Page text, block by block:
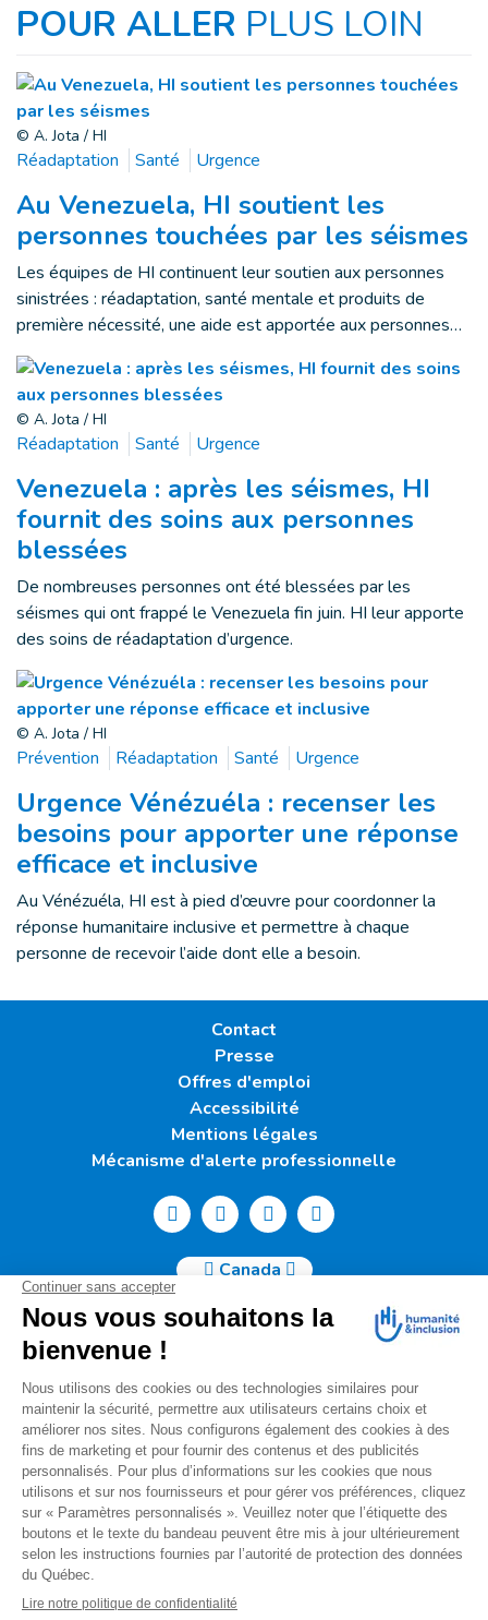
POUR ALLER PLUS LOIN
© A. Jota / HI
Réadaptation Santé Urgence
Au Venezuela, HI soutient les
personnes touchées par les séismes
Les équipes de HI continuent leur soutien aux personnes
sinistrées : réadaptation, santé mentale et produits de
première nécessité, une aide est apportée aux personnes…
© A. Jota / HI
Réadaptation Santé Urgence
Venezuela : après les séismes, HI
fournit des soins aux personnes
blessées
De nombreuses personnes ont été blessées par les
séismes qui ont frappé le Venezuela fin juin. HI leur apporte
des soins de réadaptation d’urgence.
© A. Jota / HI
Prévention Réadaptation Santé Urgence
Urgence Vénézuéla : recenser les
besoins pour apporter une réponse
efficace et inclusive
Au Vénézuéla, HI est à pied d’œuvre pour coordonner la
réponse humanitaire inclusive et permettre à chaque
personne de recevoir l’aide dont elle a besoin.
Contact
Presse
Offres d'emploi
Accessibilité
Mentions légales
Mécanisme d'alerte professionnelle
Canada
Humanité & Inclusion Canada | 50, Sainte-Catherine Ouest -
Suite 500b | H2X 3V4 Montréal
info@canada.hi.org
Tél. : (514) 908-2813
No de charité : 88914 7401 RR0001
Pour toutes questions relatives à votre donation, s'il vous